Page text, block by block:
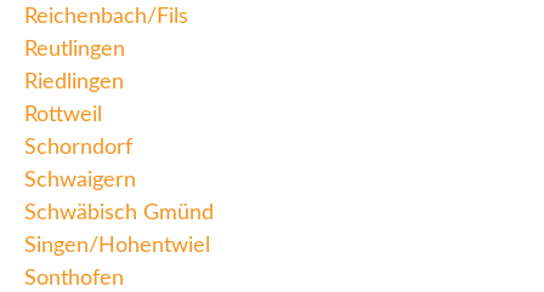
Reichenbach/Fils
Reutlingen
Riedlingen
Rottweil
Schorndorf
Schwaigern
Schwäbisch Gmünd
Singen/Hohentwiel
Sonthofen